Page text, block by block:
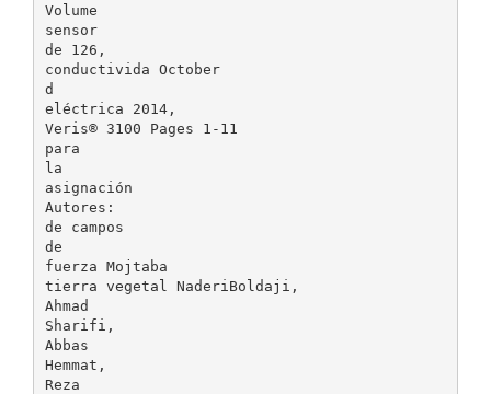
Volume
sensor
de 126,
conductivida October
d
eléctrica 2014,
Veris® 3100 Pages 1-11
para
la
asignación
Autores:
de campos
de
fuerza Mojtaba
tierra vegetal NaderiBoldaji,
Ahmad
Sharifi,
Abbas
Hemmat,
Reza